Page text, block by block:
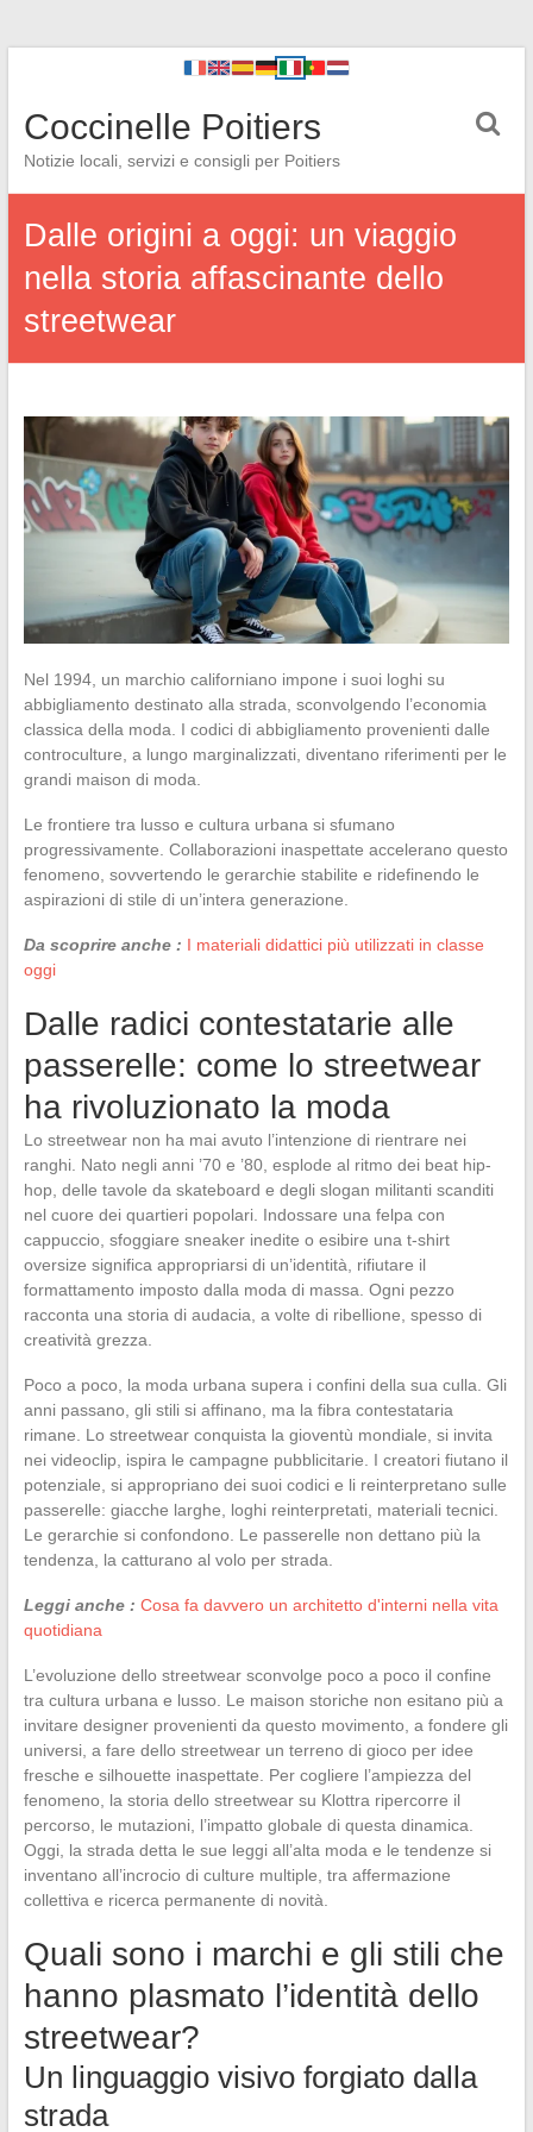
Coccinelle Poitiers
Notizie locali, servizi e consigli per Poitiers
Dalle origini a oggi: un viaggio
nella storia affascinante dello
streetwear
Nel 1994, un marchio californiano impone i suoi loghi su
abbigliamento destinato alla strada, sconvolgendo l’economia
classica della moda. I codici di abbigliamento provenienti dalle
controculture, a lungo marginalizzati, diventano riferimenti per le
grandi maison di moda.
Le frontiere tra lusso e cultura urbana si sfumano
progressivamente. Collaborazioni inaspettate accelerano questo
fenomeno, sovvertendo le gerarchie stabilite e ridefinendo le
aspirazioni di stile di un’intera generazione.
Da scoprire anche : I materiali didattici più utilizzati in classe
oggi
Dalle radici contestatarie alle
passerelle: come lo streetwear
ha rivoluzionato la moda
Lo streetwear non ha mai avuto l’intenzione di rientrare nei
ranghi. Nato negli anni ’70 e ’80, esplode al ritmo dei beat hip-
hop, delle tavole da skateboard e degli slogan militanti scanditi
nel cuore dei quartieri popolari. Indossare una felpa con
cappuccio, sfoggiare sneaker inedite o esibire una t-shirt
oversize significa appropriarsi di un’identità, rifiutare il
formattamento imposto dalla moda di massa. Ogni pezzo
racconta una storia di audacia, a volte di ribellione, spesso di
creatività grezza.
Poco a poco, la moda urbana supera i confini della sua culla. Gli
anni passano, gli stili si affinano, ma la fibra contestataria
rimane. Lo streetwear conquista la gioventù mondiale, si invita
nei videoclip, ispira le campagne pubblicitarie. I creatori fiutano il
potenziale, si appropriano dei suoi codici e li reinterpretano sulle
passerelle: giacche larghe, loghi reinterpretati, materiali tecnici.
Le gerarchie si confondono. Le passerelle non dettano più la
tendenza, la catturano al volo per strada.
Leggi anche : Cosa fa davvero un architetto d'interni nella vita
quotidiana
L’evoluzione dello streetwear sconvolge poco a poco il confine
tra cultura urbana e lusso. Le maison storiche non esitano più a
invitare designer provenienti da questo movimento, a fondere gli
universi, a fare dello streetwear un terreno di gioco per idee
fresche e silhouette inaspettate. Per cogliere l’ampiezza del
fenomeno, la storia dello streetwear su Klottra ripercorre il
percorso, le mutazioni, l’impatto globale di questa dinamica.
Oggi, la strada detta le sue leggi all’alta moda e le tendenze si
inventano all’incrocio di culture multiple, tra affermazione
collettiva e ricerca permanente di novità.
Quali sono i marchi e gli stili che
hanno plasmato l’identità dello
streetwear?
Un linguaggio visivo forgiato dalla
strada